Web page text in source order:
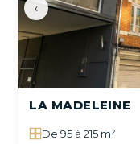
‹
LA MADELEINE
De 95 à 215 m²